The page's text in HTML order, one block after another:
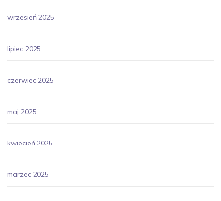
wrzesień 2025
lipiec 2025
czerwiec 2025
maj 2025
kwiecień 2025
marzec 2025